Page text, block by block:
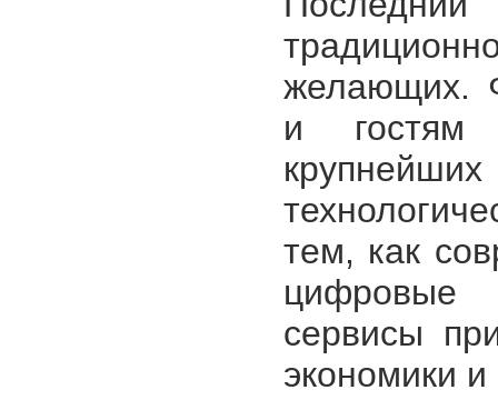
желающих.
и гостям
тем, как
цифровые
сервисы
экономики